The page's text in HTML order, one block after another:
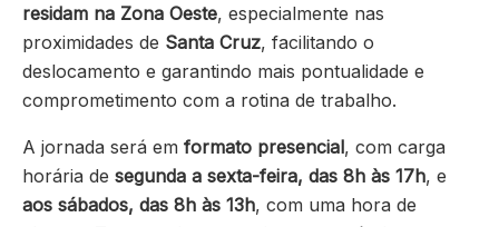
residam na Zona Oeste, especialmente nas
proximidades de Santa Cruz, facilitando o
deslocamento e garantindo mais pontualidade e
comprometimento com a rotina de trabalho.
A jornada será em formato presencial, com carga
horária de segunda a sexta-feira, das 8h às 17h, e
aos sábados, das 8h às 13h, com uma hora de